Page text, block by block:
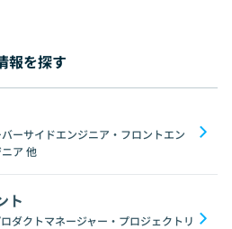
報を探す
ーサイドエンジニア・フロントエン
ア 他
ト
ダクトマネージャー・プロジェクトリ